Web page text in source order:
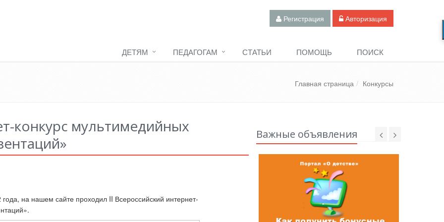
Регистрация Авторизация
ДЕТЯМ ПЕДАГОГАМ СТАТЬИ ПОМОЩЬ ПОИСК
Главная страница Конкурсы
конкурс мультимедийных
на нашем сайте проходил II Всероссийский интернет-
Важные объявления